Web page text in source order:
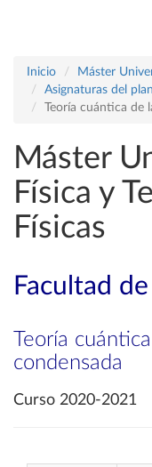
Inicio
Máster
Asignaturas del
Teoría cuántica de
Máster
Física y
Físicas
Facultad
Teoría
condensada
Curso 2020-2021